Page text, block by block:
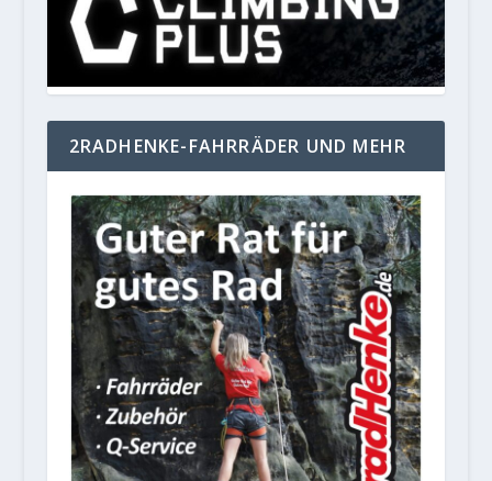
2RADHENKE-FAHRRÄDER UND MEHR